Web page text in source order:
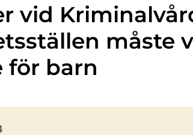
vid
måste
för barn